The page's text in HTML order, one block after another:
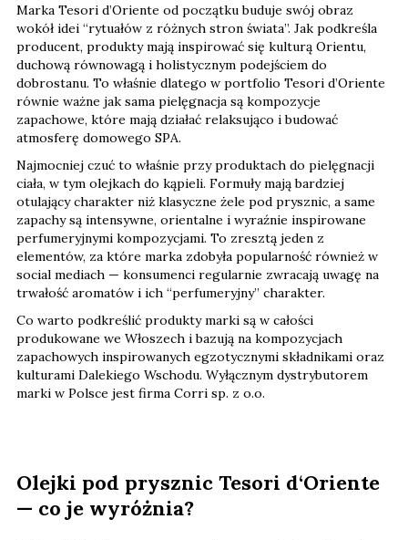
Marka Tesori d’Oriente od początku buduje swój obraz
wokół idei “rytuałów z różnych stron świata”. Jak podkreśla
producent, produkty mają inspirować się kulturą Orientu,
duchową równowagą i holistycznym podejściem do
dobrostanu. To właśnie dlatego w portfolio Tesori d’Oriente
równie ważne jak sama pielęgnacja są kompozycje
zapachowe, które mają działać relaksująco i budować
atmosferę domowego SPA.
Najmocniej czuć to właśnie przy produktach do pielęgnacji
ciała, w tym olejkach do kąpieli. Formuły mają bardziej
otulający charakter niż klasyczne żele pod prysznic, a same
zapachy są intensywne, orientalne i wyraźnie inspirowane
perfumeryjnymi kompozycjami. To zresztą jeden z
elementów, za które marka zdobyła popularność również w
social mediach — konsumenci regularnie zwracają uwagę na
trwałość aromatów i ich “perfumeryjny” charakter.
Co warto podkreślić produkty marki są w całości
produkowane we Włoszech i bazują na kompozycjach
zapachowych inspirowanych egzotycznymi składnikami oraz
kulturami Dalekiego Wschodu. Wyłącznym dystrybutorem
marki w Polsce jest firma Corri sp. z o.o.
Olejki pod prysznic Tesori d‘Oriente
— co je wyróżnia?